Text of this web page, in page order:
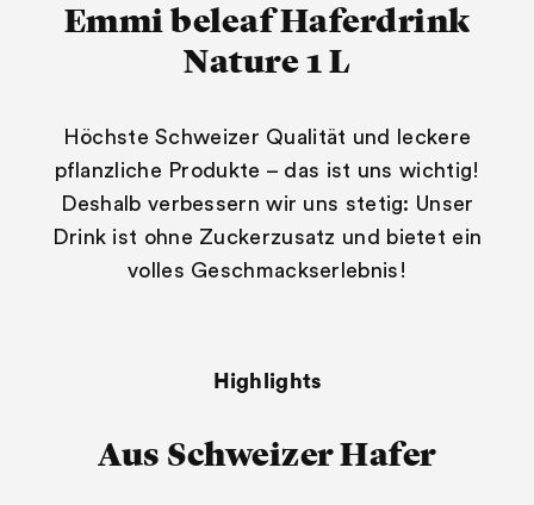
Emmi beleaf Haferdrink
Nature 1 L
Höchste Schweizer Qualität und leckere
pflanzliche Produkte – das ist uns wichtig!
Deshalb verbessern wir uns stetig: Unser
Drink ist ohne Zuckerzusatz und bietet ein
volles Geschmackserlebnis!
Highlights
Aus Schweizer Hafer